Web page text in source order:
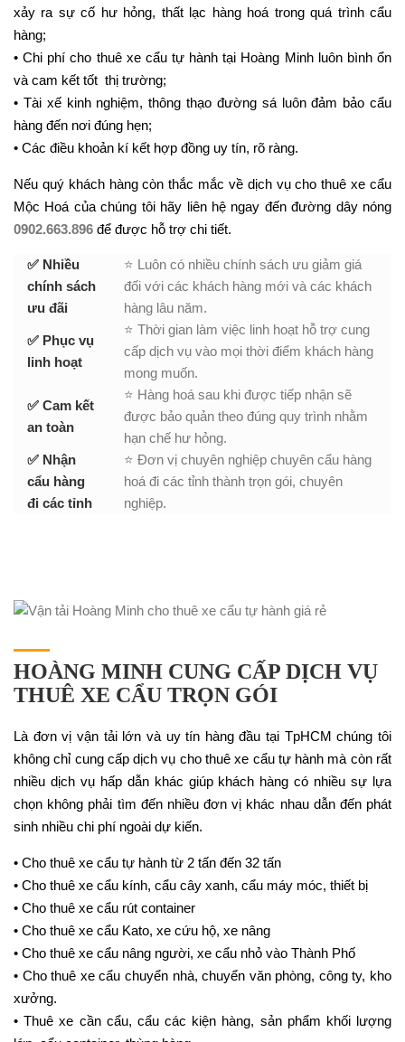
xảy ra sự cố hư hỏng, thất lạc hàng hoá trong quá trình cẩu
hàng;
• Chi phí cho thuê xe cẩu tự hành tại Hoàng Minh luôn bình ổn
và cam kết tốt thị trường;
• Tài xế kinh nghiệm, thông thạo đường sá luôn đảm bảo cẩu
hàng đến nơi đúng hẹn;
• Các điều khoản kí kết hợp đồng uy tín, rõ ràng.
Nếu quý khách hàng còn thắc mắc về dịch vụ cho thuê xe cẩu
Mộc Hoá của chúng tôi hãy liên hệ ngay đến đường dây nóng
0902.663.896 để được hỗ trợ chi tiết.
✅ Nhiều
chính sách
ưu đãi
⭐ Luôn có nhiều chính sách ưu giảm giá
đối với các khách hàng mới và các khách
hàng lâu năm.
✅ Phục vụ
linh hoạt
⭐ Thời gian làm việc linh hoạt hỗ trợ cung
cấp dịch vụ vào mọi thời điểm khách hàng
mong muốn.
✅ Cam kết
an toàn
⭐ Hàng hoá sau khi được tiếp nhận sẽ
được bảo quản theo đúng quy trình nhằm
hạn chế hư hỏng.
✅ Nhận
cẩu hàng
đi các tỉnh
⭐ Đơn vị chuyên nghiệp chuyên cẩu hàng
hoá đi các tỉnh thành trọn gói, chuyên
nghiệp.
HOÀNG MINH CUNG CẤP DỊCH VỤ
THUÊ XE CẨU TRỌN GÓI
Là đơn vị vận tải lớn và uy tín hàng đầu tại TpHCM chúng tôi
không chỉ cung cấp dịch vụ cho thuê xe cẩu tự hành mà còn rất
nhiều dịch vụ hấp dẫn khác giúp khách hàng có nhiều sự lựa
chọn không phải tìm đến nhiều đơn vị khác nhau dẫn đến phát
sinh nhiều chi phí ngoài dự kiến.
• Cho thuê xe cẩu tự hành từ 2 tấn đến 32 tấn
• Cho thuê xe cẩu kính, cẩu cây xanh, cẩu máy móc, thiết bị
• Cho thuê xe cẩu rút container
• Cho thuê xe cẩu Kato, xe cứu hộ, xe nâng
• Cho thuê xe cẩu nâng người, xe cẩu nhỏ vào Thành Phố
• Cho thuê xe cẩu chuyển nhà, chuyển văn phòng, công ty, kho
xưởng.
• Thuê xe cần cẩu, cẩu các kiện hàng, sản phẩm khối lượng